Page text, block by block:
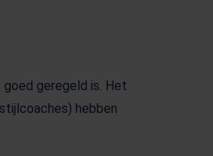
goed geregeld is. Het
hebben